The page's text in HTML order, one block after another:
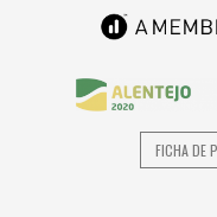
FICHA DE